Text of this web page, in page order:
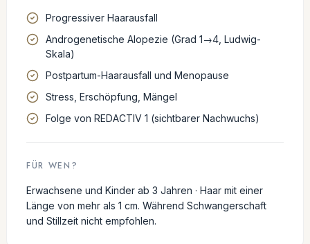
Progressiver Haarausfall
Androgenetische Alopezie (Grad 1→4, Ludwig-
Skala)
Postpartum-Haarausfall und Menopause
Stress, Erschöpfung, Mängel
Folge von REDACTIV 1 (sichtbarer Nachwuchs)
FÜR WEN?
Erwachsene und Kinder ab 3 Jahren · Haar mit einer
Länge von mehr als 1 cm. Während Schwangerschaft
und Stillzeit nicht empfohlen.